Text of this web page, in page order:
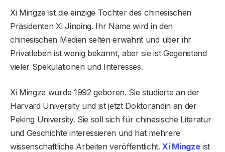
Xi Mingze ist die einzige Tochter des chinesischen
Präsidenten Xi Jinping. Ihr Name wird in den
chinesischen Medien selten erwähnt und über ihr
Privatleben ist wenig bekannt, aber sie ist Gegenstand
vieler Spekulationen und Interesses.
Xi Mingze wurde 1992 geboren. Sie studierte an der
Harvard University und ist jetzt Doktorandin an der
Peking University. Sie soll sich für chinesische Literatur
und Geschichte interessieren und hat mehrere
wissenschaftliche Arbeiten veröffentlicht.Xi Mingzeist